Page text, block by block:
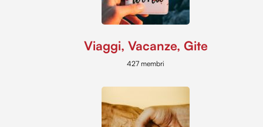
Viaggi, Vacanze, Gite
427 membri